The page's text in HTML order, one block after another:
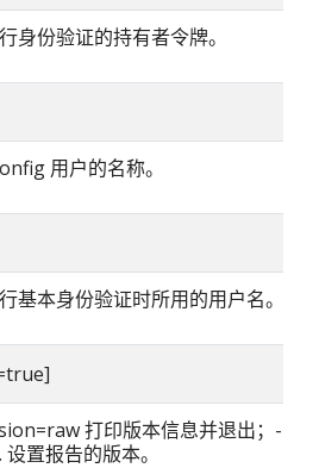
身份验证的持有者令牌。
用户的名称。
基本身份验证时所用的用户名。
打印版本信息并退出；--
置报告的版本。